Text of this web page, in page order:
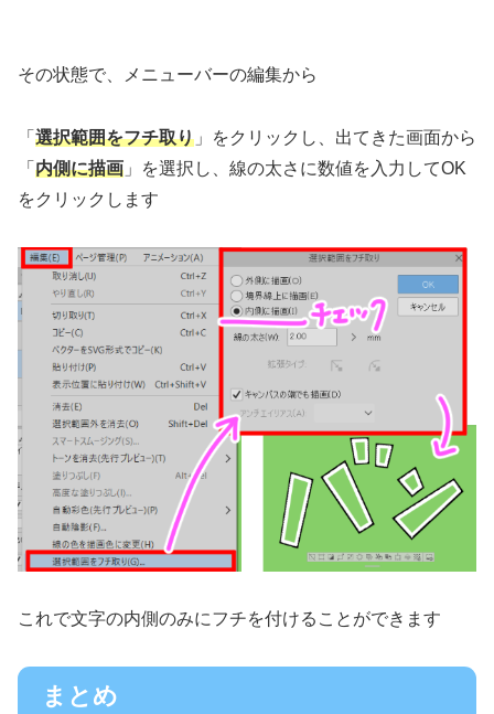
その状態で、メニューバーの編集から
「 選択範囲をフチ取り 」をクリックし、出てきた画面から
「 内側に描画 」を選択し、線の太さに数値を入力してOK
をクリックします
これで文字の内側のみにフチを付けることができます
まとめ